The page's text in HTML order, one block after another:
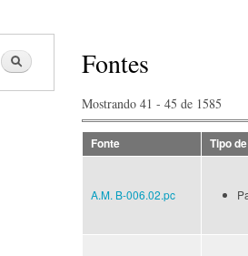
Search Fontes
Mostrando 41 - 45 de 1585
Fonte Tipo
A.M. B-006.02.pc